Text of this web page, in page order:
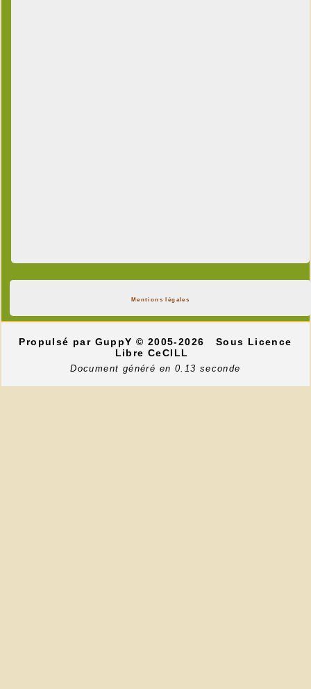
Mentions légales
Propulsé par GuppY© 2005-2026
Sous Licence
Libre CeCILL
Document généré en 0.13 seconde